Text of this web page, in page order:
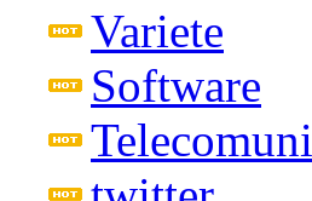
Variete
Software